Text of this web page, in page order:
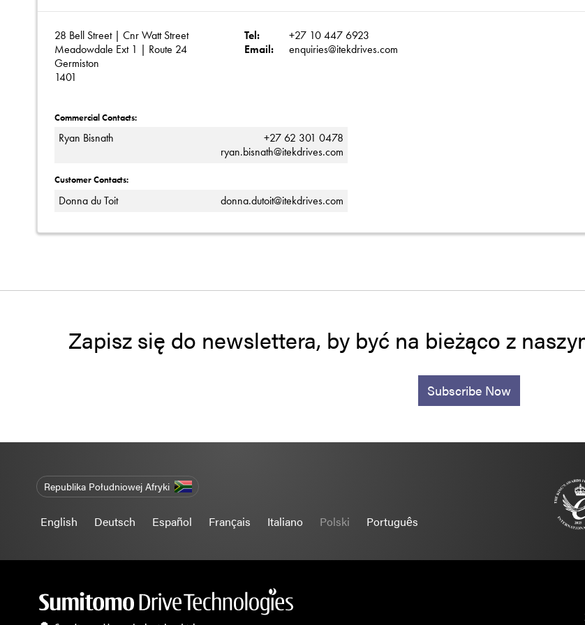
28 Bell Street | Cnr Watt Street
Meadowdale Ext 1 | Route 24
Germiston
1401
Tel:
+27 10 447 6923
Email:
enquiries@itekdrives.com
Commercial Contacts:
Ryan Bisnath
+27 62 301 0478
ryan.bisnath@itekdrives.com
Customer Contacts:
Donna du Toit donna.dutoit@itekdrives.com
Zapisz się do newslettera, by być na bieżąco z
Subscribe Now
Republika Południowej Afryki
English Deutsch Español Français Italiano Polski Português